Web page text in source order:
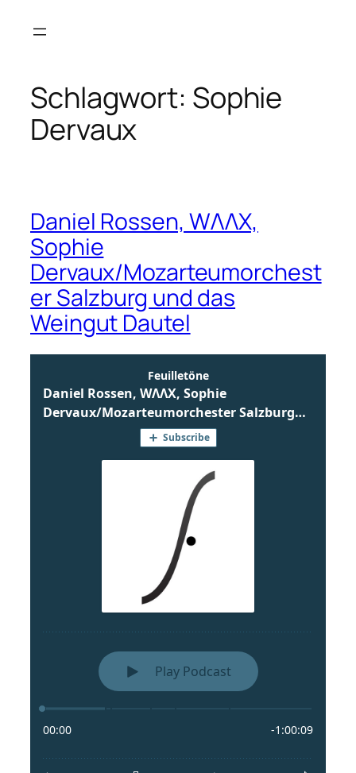
Inhalt
Schlagwort: Sophie
Dervaux
Daniel Rossen, WΛΛX,
Sophie
Dervaux/Mozarteumorchest
er Salzburg und das
Weingut Dautel